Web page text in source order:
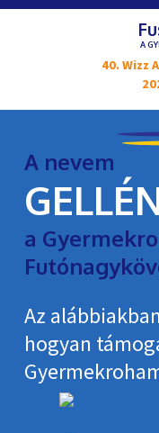
A
40. Wizz
A nevem
a
Az
hogyan